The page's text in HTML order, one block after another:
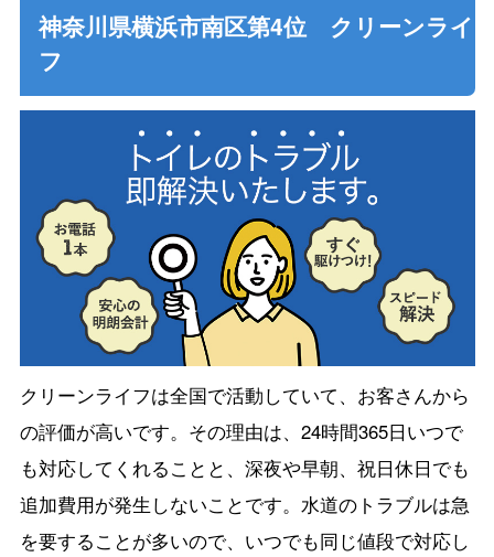
神奈川県横浜市南区第4位 クリーンライ
フ
クリーンライフは全国で活動していて、お客さんから
の評価が高いです。その理由は、24時間365日いつで
も対応してくれることと、深夜や早朝、祝日休日でも
追加費用が発生しないことです。水道のトラブルは急
を要することが多いので、いつでも同じ値段で対応し